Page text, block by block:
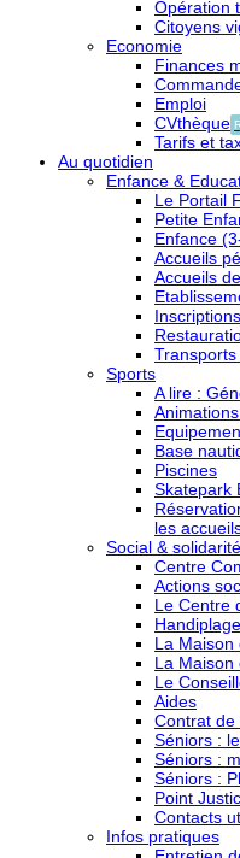
Opération
Citoyens
Economie
Finances
Emploi
CVthèque
Tarifs et
Au quotidien
Enfance &
Le Portail
Petite
Enfance
Accueils
Accueils
Sports
A lire :
Base
Piscines
Skatepark
les
Social & solidarité
Centre
Actions
Le Centre
Handiplage
La Maison
La Maison
Le
Aides
Contrat de
Séniors :
Séniors :
Séniors :
Point
Contacts
Infos pratiques